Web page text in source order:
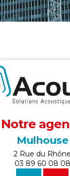
Notre
Mulhouse
2 Rue du Rhône
03 89 60 08 08